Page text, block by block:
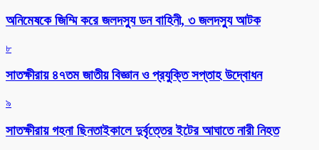
অনিমেষকে জিম্মি করে জলদস্যু ডন বাহিনী, ৩ জলদস্যু আটক
৮
সাতক্ষীরায় ৪৭তম জাতীয় বিজ্ঞান ও প্রযুক্তি সপ্তাহ উদ্বোধন
৯
সাতক্ষীরায় গহনা ছিনতাইকালে দুর্বৃত্তের ইটের আঘাতে নারী নিহত